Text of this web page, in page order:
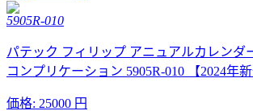
5905R-010
パテック フィリップ アニュアルカレンダ
コンプリケーション 5905R-010 【2024年新
価格: 25000 円